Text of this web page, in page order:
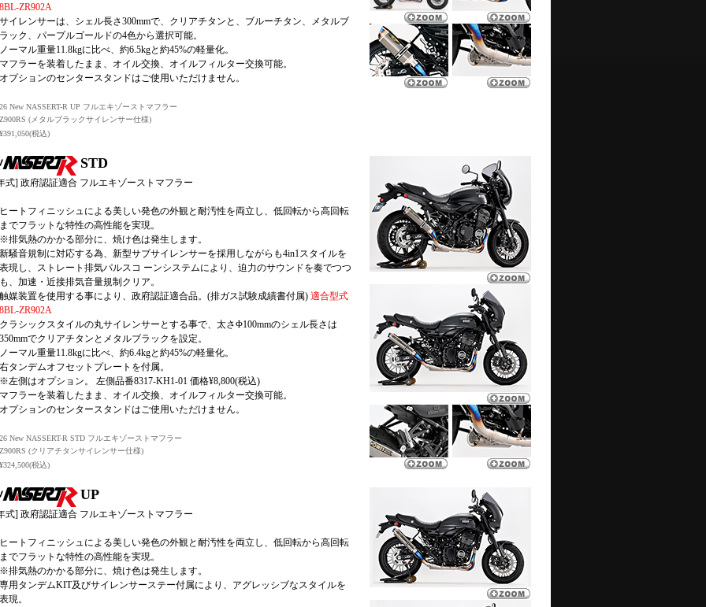
8BL-ZR902A
サイレンサーは、シェル長さ300mmで、クリアチタンと、ブルーチタン、メタルブ
ラック、パープルゴールドの4色から選択可能。
ノーマル重量11.8kgに比べ、約6.5kgと約45%の軽量化。
マフラーを装着したまま、オイル交換、オイルフィルター交換可能。
オプションのセンタースタンドはご使用いただけません。
26 New NASSERT-R UP フルエキゾーストマフラー
Z900RS (メタルブラックサイレンサー仕様)
¥391,050(税込)
STD
式] 政府認証適合 フルエキゾーストマフラー
ヒートフィニッシュによる美しい発色の外観と耐汚性を両立し、低回転から高回転
までフラットな特性の高性能を実現。
※排気熱のかかる部分に、焼け色は発生します。
新騒音規制に対応する為、新型サブサイレンサーを採用しながらも4in1スタイルを
表現し、ストレート排気パルスコ ーンシステムにより、迫力のサウンドを奏でつつ
も、加速・近接排気音量規制クリア。
触媒装置を使用する事により、政府認証適合品。(排ガス試験成績書付属) 適合型式
8BL-ZR902A
クラシックスタイルの丸サイレンサーとする事で、太さΦ100mmのシェル長さは
350mmでクリアチタンとメタルブラックを設定。
ノーマル重量11.8kgに比べ、約6.4kgと約45%の軽量化。
右タンデムオフセットプレートを付属。
※左側はオプション。 左側品番8317-KH1-01 価格¥8,800(税込)
マフラーを装着したまま、オイル交換、オイルフィルター交換可能。
オプションのセンタースタンドはご使用いただけません。
26 New NASSERT-R STD フルエキゾーストマフラー
Z900RS (クリアチタンサイレンサー仕様)
¥324,500(税込)
UP
式] 政府認証適合 フルエキゾーストマフラー
ヒートフィニッシュによる美しい発色の外観と耐汚性を両立し、低回転から高回転
までフラットな特性の高性能を実現。
※排気熱のかかる部分に、焼け色は発生します。
専用タンデムKIT及びサイレンサーステー付属により、アグレッシブなスタイルを
表現。